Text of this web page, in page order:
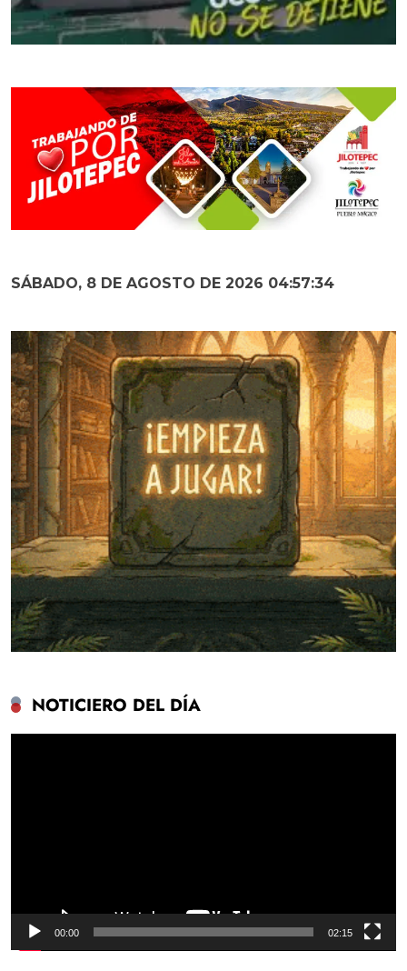
SÁBADO, 8 DE AGOSTO DE 2026 04:57:36
NOTICIERO DEL DÍA
00:00 02:15